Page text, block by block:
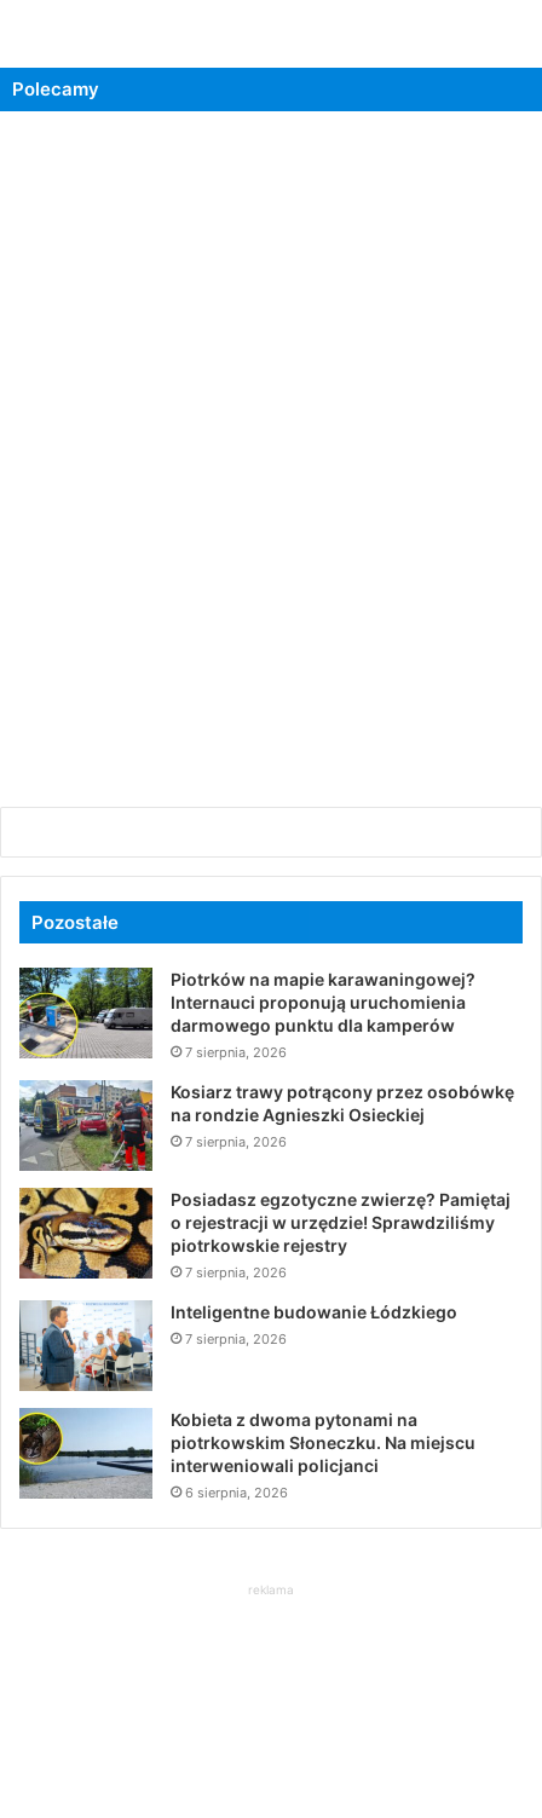
Polecamy
Pozostałe
Piotrków na mapie karawaningowej?
Internauci proponują uruchomienia
darmowego punktu dla kamperów
7 sierpnia, 2026
Kosiarz trawy potrącony przez osobówkę
na rondzie Agnieszki Osieckiej
7 sierpnia, 2026
Posiadasz egzotyczne zwierzę? Pamiętaj
o rejestracji w urzędzie! Sprawdziliśmy
piotrkowskie rejestry
7 sierpnia, 2026
Inteligentne budowanie Łódzkiego
7 sierpnia, 2026
Kobieta z dwoma pytonami na
piotrkowskim Słoneczku. Na miejscu
interweniowali policjanci
6 sierpnia, 2026
reklama